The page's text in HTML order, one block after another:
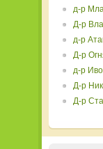
д-р
Д-р
д-р
Д-р
д-р
Д-р
Д-р